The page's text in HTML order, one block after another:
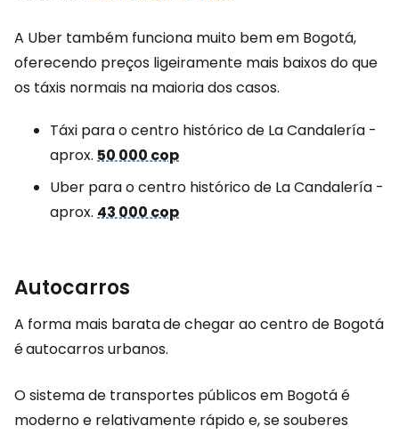
A Uber também funciona muito bem em Bogotá,
oferecendo preços ligeiramente mais baixos do que
os táxis normais na maioria dos casos.
Táxi para o centro histórico de La Candalería -
aprox. 50 000 cop
Uber para o centro histórico de La Candalería -
aprox. 43 000 cop
Autocarros
A forma mais baratade chegar ao centro de Bogotá
éautocarros urbanos.
O sistema de transportes públicos em Bogotá é
moderno e relativamente rápido e, se souberes